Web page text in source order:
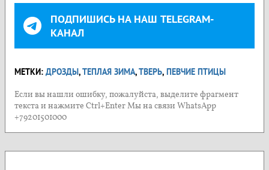
ПОДПИШИСЬ НА НАШ TELEGRAM-
КАНАЛ
МЕТКИ: ДРОЗДЫ,ТЕПЛАЯ ЗИМА,ТВЕРЬ, ПЕВЧИЕ ПТИЦЫ
Если вы нашли ошибку, пожалуйста, выделите фрагмент
текста и нажмите Ctrl+Enter Мы на связи WhatsApp
+79201501000